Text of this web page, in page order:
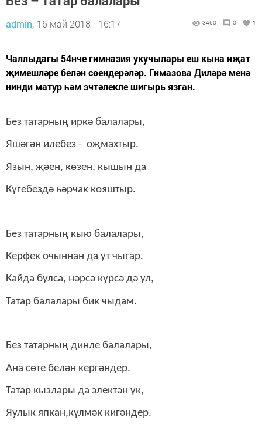
admin, 16 май 2018 - 16:17 3460 0 1
Чаллыдагы 54нче гимназия укучылары еш кына иҗат
җимешләре белән сөендерәләр. Гимазова Диләрә менә
нинди матур һәм эчтәлекле шигырь язган.
Без татарның иркә балалары,
Яшәгән илебез - оҗмахтыр.
Язын, җәен, көзен, кышын да
Күгебездә һәрчак кояштыр.
Без татарның кыю балалары,
Керфек очыннан да ут чыгар.
Кайда булса, нәрсә күрсә дә ул,
Татар балалары бик чыдам.
Без татарның динле балалары,
Ана сөте белән кергәндер.
Татар кызлары да электән үк,
Яулык япкан,күлмәк кигәндер.